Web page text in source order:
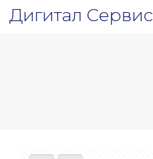
Дигитал Сервис